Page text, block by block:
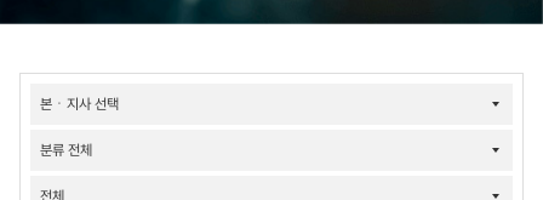
개인정보관리현황